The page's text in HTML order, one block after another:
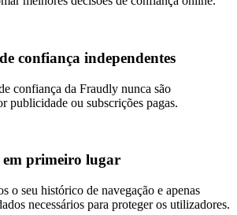
confiança independentes
confiança da Fraudly nunca são
publicidade ou subscrições pagas.
primeiro lugar
o seu histórico de navegação e apenas
necessários para proteger os utilizadores.